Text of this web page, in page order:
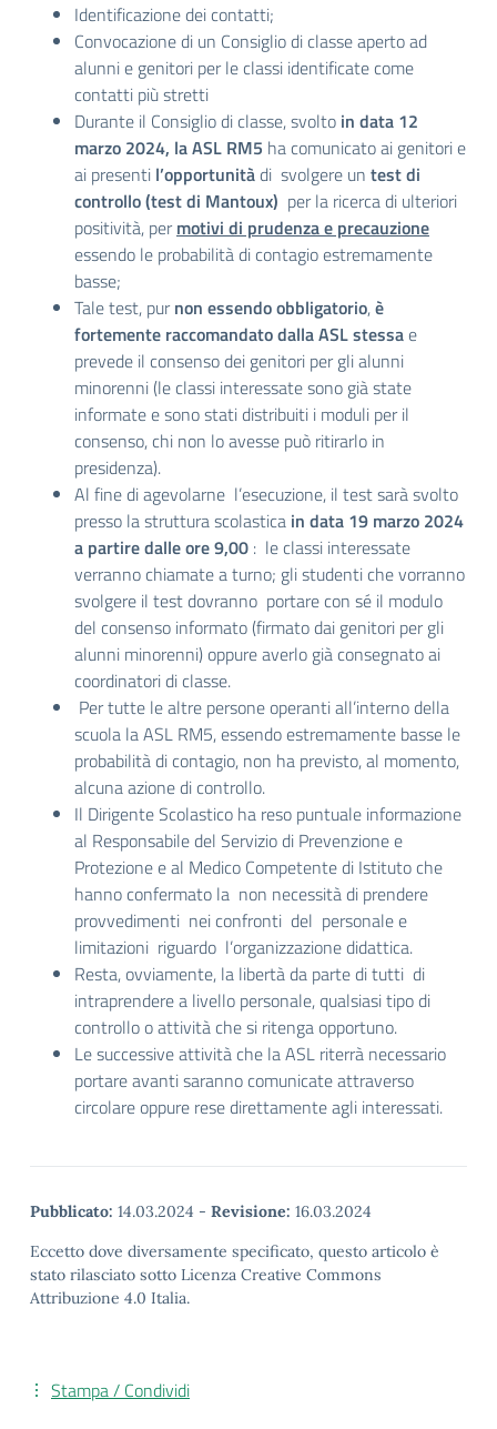
Identificazione dei contatti;
Convocazione di un Consiglio di classe aperto ad
alunni e genitori per le classi identificate come
contatti più stretti
Durante il Consiglio di classe, svolto in data 12
marzo 2024, la ASL RM5 ha comunicato ai genitori e
ai presenti l’opportunitàdi svolgere un test di
controllo (test di Mantoux) per la ricerca di ulteriori
positività, permotivi di prudenza e precauzione
essendo le probabilità di contagio estremamente
basse;
Tale test, purnon essendo obbligatorio,è
fortemente raccomandato dalla ASL stessae
prevede il consenso dei genitori per gli alunni
minorenni (le classi interessate sono già state
informate e sono stati distribuiti i moduli per il
consenso, chi non lo avesse può ritirarlo in
presidenza).
Al fine di agevolarne l’esecuzione, il test sarà svolto
presso la struttura scolastica in data 19 marzo 2024
a partire dalle ore 9,00 : le classi interessate
verranno chiamate a turno; gli studenti che vorranno
svolgere il test dovranno portare con sé il modulo
del consenso informato (firmato dai genitori per gli
alunni minorenni) oppure averlo già consegnato ai
coordinatori di classe.
Per tutte le altre persone operanti all’interno della
scuola la ASL RM5, essendo estremamente basse le
probabilità di contagio, non ha previsto, al momento,
alcuna azione di controllo.
Il Dirigente Scolastico ha reso puntuale informazione
al Responsabile del Servizio di Prevenzione e
Protezione e al Medico Competente di Istituto che
hanno confermato la non necessità di prendere
provvedimenti nei confronti del personale e
limitazioni riguardo l’organizzazione didattica.
Resta, ovviamente, la libertà da parte di tutti di
intraprendere a livello personale, qualsiasi tipo di
controllo o attività che si ritenga opportuno.
Le successive attività che la ASL riterrà necessario
portare avanti saranno comunicate attraverso
circolare oppure rese direttamente agli interessati.
Pubblicato: 14.03.2024 - Revisione: 16.03.2024
Eccetto dove diversamente specificato, questo articolo è
stato rilasciato sotto Licenza Creative Commons
Attribuzione 4.0 Italia.
Stampa / Condividi